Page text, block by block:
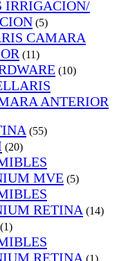
IRRIGACION/
(5)
CAMARA
(11)
(10)
ANTERIOR
(55)
(20)
MVE (5)
RETINA (14)
(1)
RETINA